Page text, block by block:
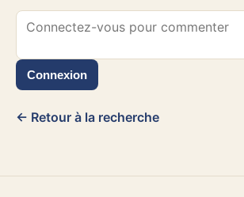
Connexion
← Retour à la recherche